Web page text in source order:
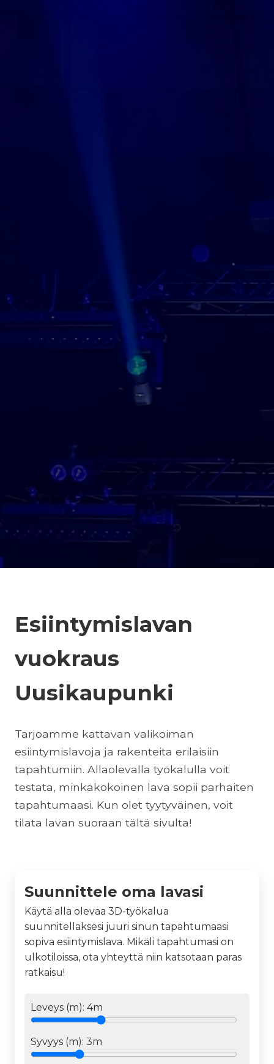
Esiintymislavan
vuokraus
Uusikaupunki
Tarjoamme kattavan valikoiman
esiintymislavoja ja rakenteita erilaisiin
tapahtumiin. Allaolevalla työkalulla voit
testata, minkäkokoinen lava sopii parhaiten
tapahtumaasi. Kun olet tyytyväinen, voit
tilata lavan suoraan tältä sivulta!
Suunnittele oma lavasi
Käytä alla olevaa 3D-työkalua
suunnitellaksesi juuri sinun tapahtumaasi
sopiva esiintymislava. Mikäli tapahtumasi on
ulkotiloissa, ota yhteyttä niin katsotaan paras
ratkaisu!
Leveys (m): 4m
Syvyys (m): 3m